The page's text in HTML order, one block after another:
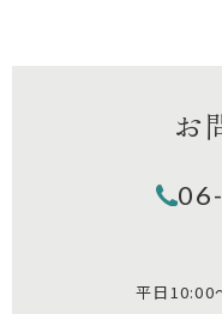
お
平日10:00